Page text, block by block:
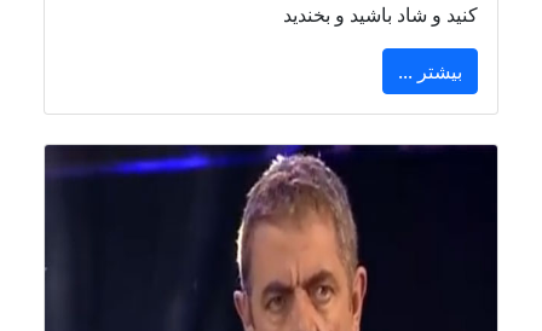
کنید و شاد باشید و بخندید
بیشتر ...